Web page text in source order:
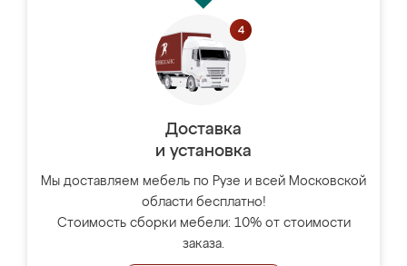
Доставка
и установка
Мы доставляем мебель по Рузе и всей Московской
области бесплатно!
Стоимость сборки мебели: 10% от стоимости
заказа.